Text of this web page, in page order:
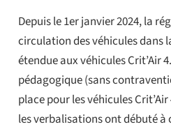
Depuis le 1er janvier 2024, la
circulation des véhicules dans
étendue aux véhicules Crit’Air
pédagogique (sans
place pour les véhicules
les verbalisations ont débuté